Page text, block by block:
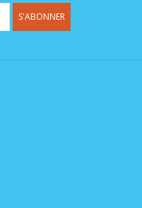
S'ABONNER